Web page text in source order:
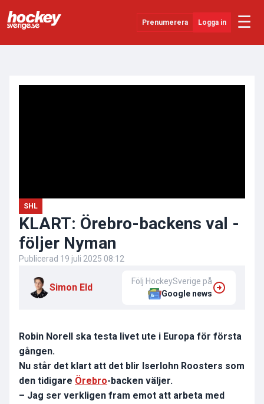
Prenumerera Logga in ☰
SHL
KLART: Örebro-backens val -
följer Nyman
Publicerad 19 juli 2025 08:12
Simon Eld
Följ HockeySverige på
Google news
Robin Norell ska testa livet ute i Europa för första
gången.
Nu står det klart att det blir Iserlohn Roosters som
den tidigare Örebro-backen väljer.
– Jag ser verkligen fram emot att arbeta med